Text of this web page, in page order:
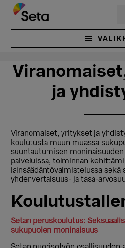
Hyppää
pääsisältöön
Hyppää
ensisijaiseen
sivupalkkiin
ja
Viranomaiset, yritykset ja
koulutusta muun muassa
suuntautumisen
palveluissa, toiminnan
lainsäädäntövalmistelussa sekä
yhdenvertaisuus- ja tasa-
Setan peruskoulutus:
sukupuolen moninaisuus